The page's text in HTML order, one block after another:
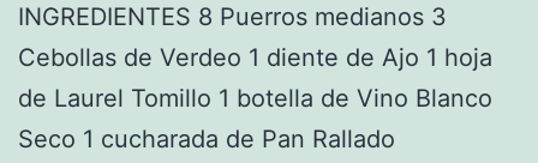
INGREDIENTES 8 Puerros medianos 3
Cebollas de Verdeo 1 diente de Ajo 1 hoja
de Laurel Tomillo 1 botella de Vino Blanco
Seco 1 cucharada de Pan Rallado